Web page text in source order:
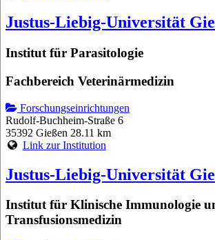
Justus-Liebig-Universität
Institut für Parasitologie
Fachbereich Veterinärmedizin
Forschungseinrichtungen
Rudolf-Buchheim-Straße 6
35392 Gießen 28.11 km
Link zur Institution
Justus-Liebig-Universität
Institut für Klinische Immunologie
Transfusionsmedizin